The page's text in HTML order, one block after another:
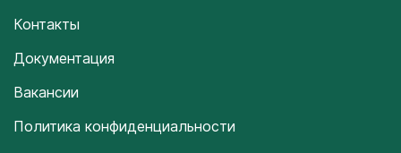
Контакты
Документация
Вакансии
Политика конфиденциальности